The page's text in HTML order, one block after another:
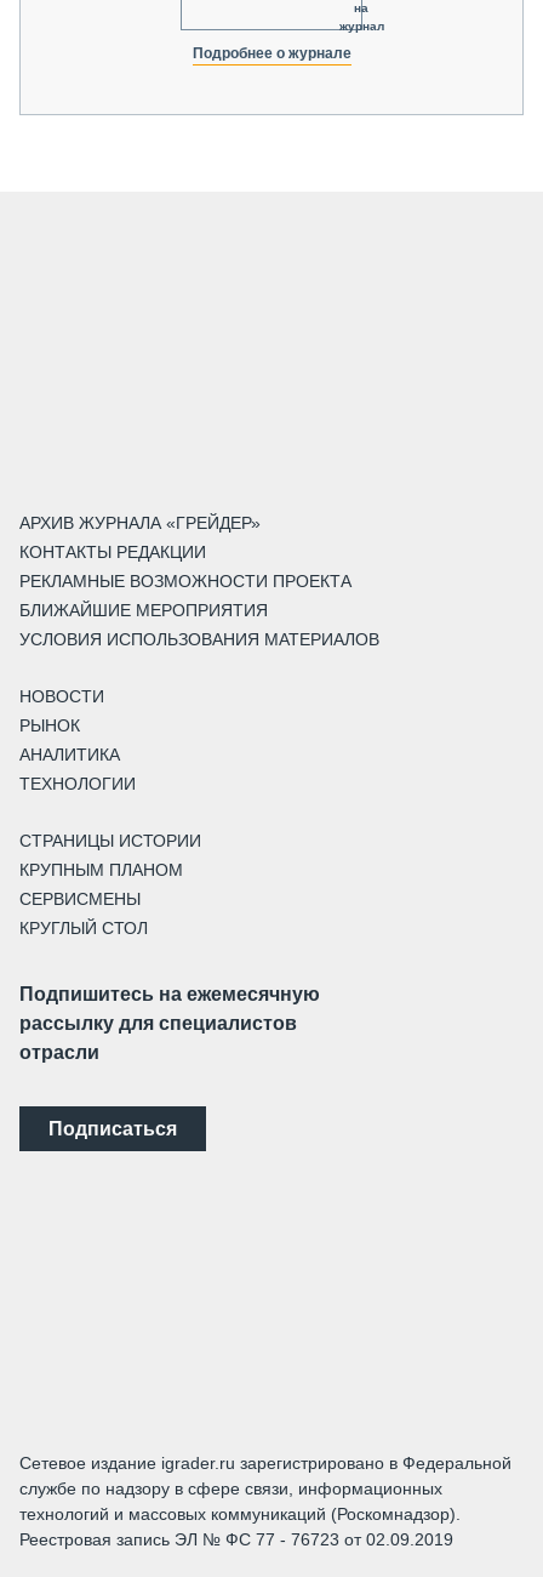
на
журнал
Подробнее о журнале
АРХИВ ЖУРНАЛА «ГРЕЙДЕР»
КОНТАКТЫ РЕДАКЦИИ
РЕКЛАМНЫЕ ВОЗМОЖНОСТИ ПРОЕКТА
БЛИЖАЙШИЕ МЕРОПРИЯТИЯ
УСЛОВИЯ ИСПОЛЬЗОВАНИЯ МАТЕРИАЛОВ
НОВОСТИ
РЫНОК
АНАЛИТИКА
ТЕХНОЛОГИИ
СТРАНИЦЫ ИСТОРИИ
КРУПНЫМ ПЛАНОМ
СЕРВИСМЕНЫ
КРУГЛЫЙ СТОЛ
Подпишитесь на ежемесячную
рассылку для специалистов
отрасли
Подписаться
Сетевое издание igrader.ru зарегистрировано в Федеральной
службе по надзору в сфере связи, информационных
технологий и массовых коммуникаций (Роскомнадзор).
Реестровая запись ЭЛ № ФС 77 - 76723 от 02.09.2019